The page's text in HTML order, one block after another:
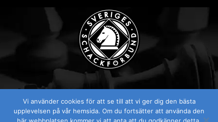
Visselblåsaren
Vi använder cookies för att se till att vi ger dig den bästa
upplevelsen på vår hemsida. Om du fortsätter att använda den